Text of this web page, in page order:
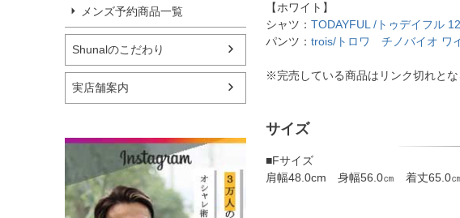
メンズ予約商品一覧
Shunalのこだわり
実店舗案内
【ホワイト】
シャツ： TODAYFUL /トゥデイフル
パンツ： trois/トロワ チノバイオ ワ
※完売している商品はリンク切れとな
サイズ
■Fサイズ
肩幅48.0cm 身幅56.0㎝ 着丈65.0